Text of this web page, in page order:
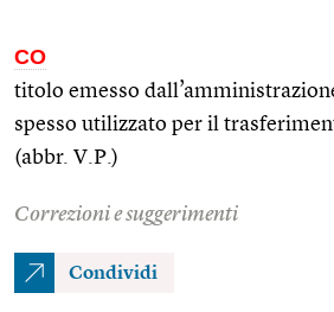
CO
titolo emesso
spesso utilizzato per il
(abbr. V.P.)
Correzioni e suggerimenti
Condividi